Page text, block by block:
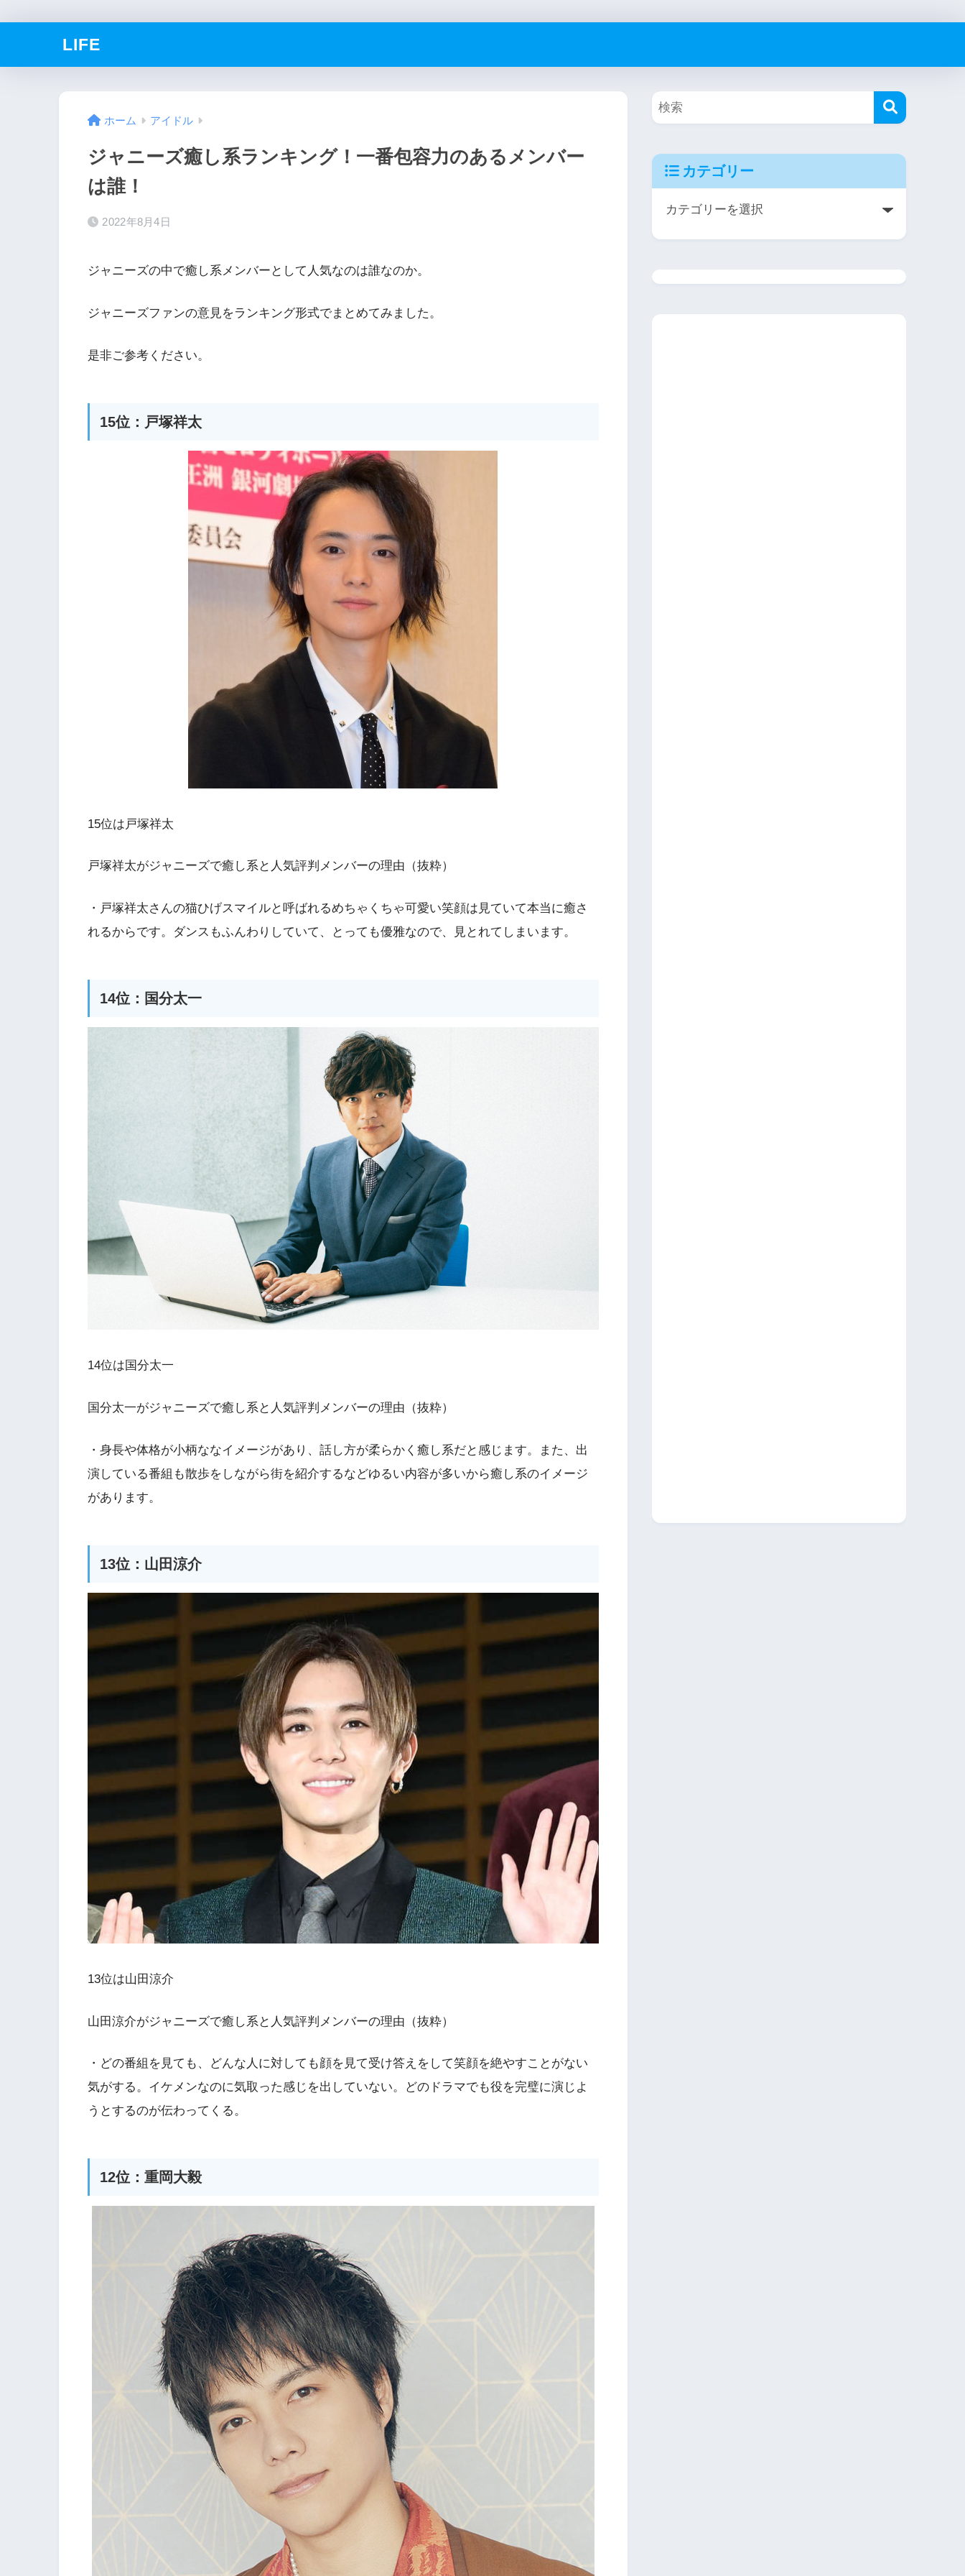
LIFE
ホーム アイドル
ジャニーズ癒し系ランキング！一番包容力のあるメンバー
は誰！
2022年8月4日
ジャニーズの中で癒し系メンバーとして人気なのは誰なのか。
ジャニーズファンの意見をランキング形式でまとめてみました。
是非ご参考ください。
15位：戸塚祥太
15位は戸塚祥太
戸塚祥太がジャニーズで癒し系と人気評判メンバーの理由（抜粋）
・戸塚祥太さんの猫ひげスマイルと呼ばれるめちゃくちゃ可愛い笑顔は見ていて本当に癒さ
れるからです。ダンスもふんわりしていて、とっても優雅なので、見とれてしまいます。
14位：国分太一
14位は国分太一
国分太一がジャニーズで癒し系と人気評判メンバーの理由（抜粋）
・身長や体格が小柄ななイメージがあり、話し方が柔らかく癒し系だと感じます。また、出
演している番組も散歩をしながら街を紹介するなどゆるい内容が多いから癒し系のイメージ
があります。
13位：山田涼介
13位は山田涼介
山田涼介がジャニーズで癒し系と人気評判メンバーの理由（抜粋）
・どの番組を見ても、どんな人に対しても顔を見て受け答えをして笑顔を絶やすことがない
気がする。イケメンなのに気取った感じを出していない。どのドラマでも役を完璧に演じよ
うとするのが伝わってくる。
12位：重岡大毅
カテゴリー